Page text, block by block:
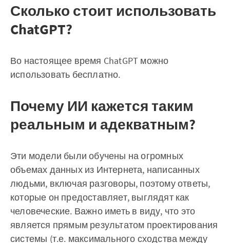
Сколько стоит использовать
ChatGPT?
Во настоящее время ChatGPT можно
использовать бесплатно.
Почему ИИ кажется таким
реальным и адекватным?
Эти модели были обучены на огромных
объемах данных из Интернета, написанных
людьми, включая разговоры, поэтому ответы,
которые он предоставляет, выглядят как
человеческие. Важно иметь в виду, что это
является прямым результатом проектирования
системы (т.е. максимального сходства между